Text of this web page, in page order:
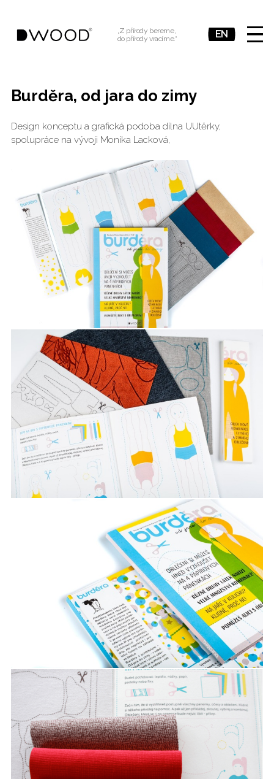
MENU
„Z přírody bereme,
do přírody vracíme.“
CS
EN
Burděra, od jara do zimy
Design konceptu a grafická podoba dílna UUtěrky,
spolupráce na vývoji Monika Lacková,